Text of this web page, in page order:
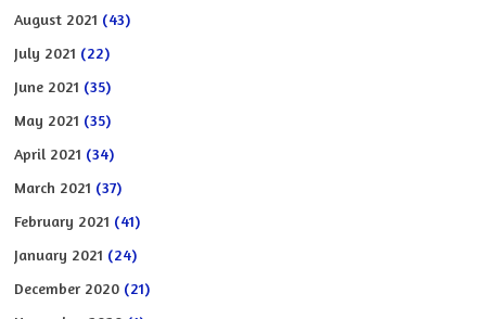
August 2021 (43)
July 2021 (22)
June 2021 (35)
May 2021 (35)
April 2021 (34)
March 2021 (37)
February 2021 (41)
January 2021 (24)
December 2020 (21)